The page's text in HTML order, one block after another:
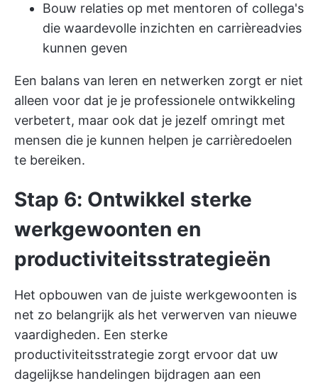
Bouw relaties op met mentoren of collega's
die waardevolle inzichten en carrièreadvies
kunnen geven
Een balans van leren en netwerken zorgt er niet
alleen voor dat je je professionele ontwikkeling
verbetert, maar ook dat je jezelf omringt met
mensen die je kunnen helpen je carrièredoelen
te bereiken.
Stap 6: Ontwikkel sterke
werkgewoonten en
productiviteitsstrategieën
Het opbouwen van de juiste werkgewoonten is
net zo belangrijk als het verwerven van nieuwe
vaardigheden. Een sterke
productiviteitsstrategie zorgt ervoor dat uw
dagelijkse handelingen bijdragen aan een